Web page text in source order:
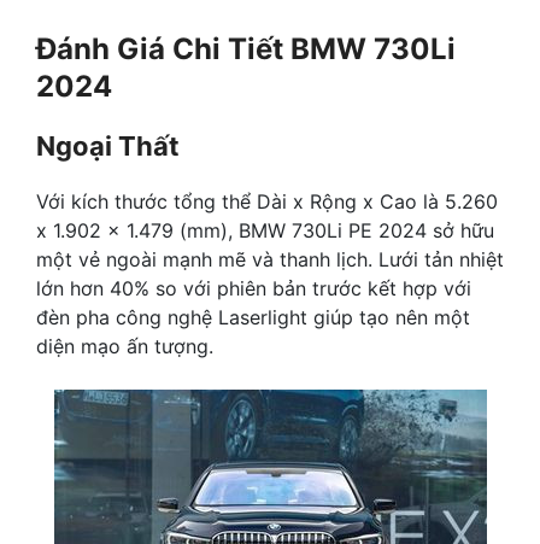
Đánh Giá Chi Tiết BMW 730Li
2024
Ngoại Thất
Với kích thước tổng thể Dài x Rộng x Cao là 5.260
x 1.902 x 1.479 (mm), BMW 730Li PE 2024 sở hữu
một vẻ ngoài mạnh mẽ và thanh lịch. Lưới tản nhiệt
lớn hơn 40% so với phiên bản trước kết hợp với
đèn pha công nghệ Laserlight giúp tạo nên một
diện mạo ấn tượng.